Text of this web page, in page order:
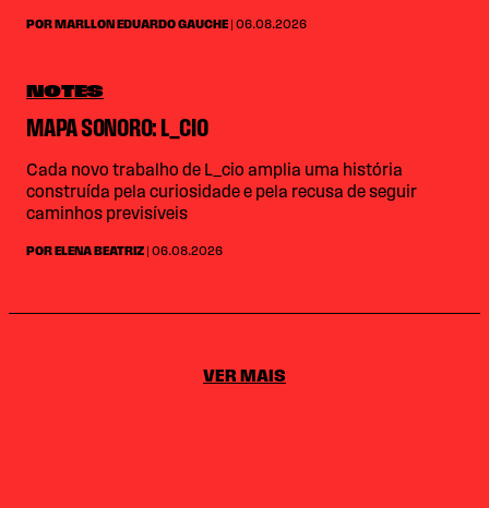
POR MARLLON EDUARDO GAUCHE | 06.08.2026
NOTES
MAPA SONORO: L_CIO
Cada novo trabalho de L_cio amplia uma história
construída pela curiosidade e pela recusa de seguir
caminhos previsíveis
POR ELENA BEATRIZ | 06.08.2026
VER MAIS